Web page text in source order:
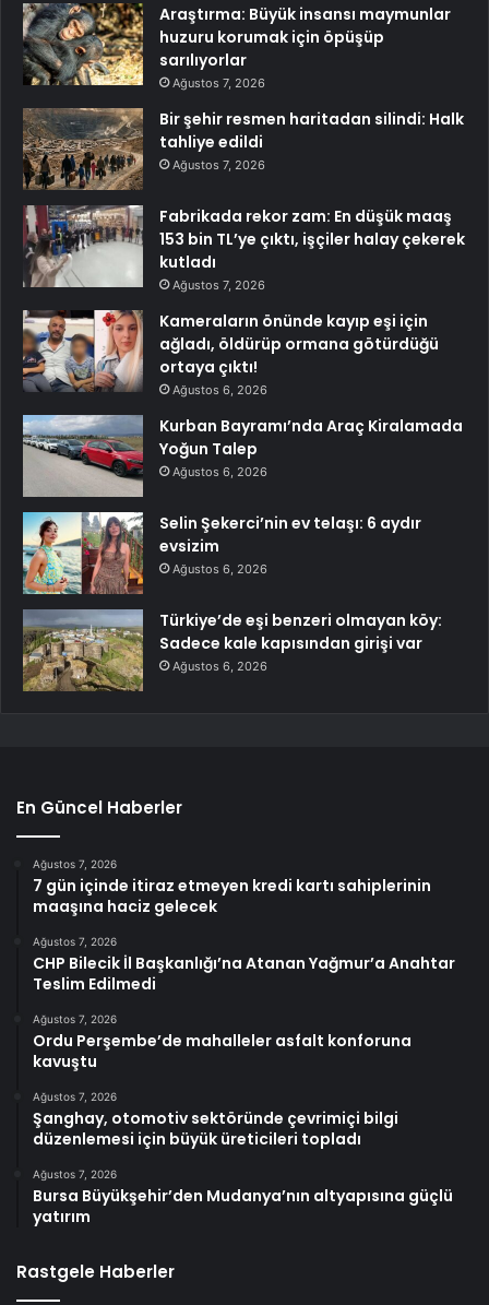
Araştırma: Büyük insansı maymunlar
huzuru korumak için öpüşüp
sarılıyorlar
Ağustos 7, 2026
Bir şehir resmen haritadan silindi: Halk
tahliye edildi
Ağustos 7, 2026
Fabrikada rekor zam: En düşük maaş
153 bin TL’ye çıktı, işçiler halay çekerek
kutladı
Ağustos 7, 2026
Kameraların önünde kayıp eşi için
ağladı, öldürüp ormana götürdüğü
ortaya çıktı!
Ağustos 6, 2026
Kurban Bayramı’nda Araç Kiralamada
Yoğun Talep
Ağustos 6, 2026
Selin Şekerci’nin ev telaşı: 6 aydır
evsizim
Ağustos 6, 2026
Türkiye’de eşi benzeri olmayan köy:
Sadece kale kapısından girişi var
Ağustos 6, 2026
En Güncel Haberler
Ağustos 7, 2026
7 gün içinde itiraz etmeyen kredi kartı sahiplerinin
maaşına haciz gelecek
Ağustos 7, 2026
CHP Bilecik İl Başkanlığı’na Atanan Yağmur’a Anahtar
Teslim Edilmedi
Ağustos 7, 2026
Ordu Perşembe’de mahalleler asfalt konforuna
kavuştu
Ağustos 7, 2026
Şanghay, otomotiv sektöründe çevrimiçi bilgi
düzenlemesi için büyük üreticileri topladı
Ağustos 7, 2026
Bursa Büyükşehir’den Mudanya’nın altyapısına güçlü
yatırım
Rastgele Haberler